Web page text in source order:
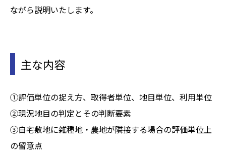
ながら説明いたします。
主な内容
①評価単位の捉え方、取得者単位、地目単位、利用単位
②現況地目の判定とその判断要素
③自宅敷地に雑種地・農地が隣接する場合の評価単位上
の留意点